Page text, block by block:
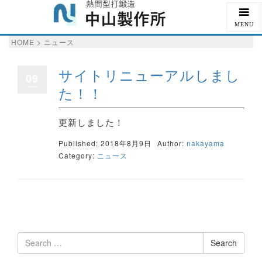
MENU
HOME > ニュース
サイトリニューアルしまし
た！！
更新しました！
Published: 2018年8月9日 Author: nakayama
Category: ニュース
e